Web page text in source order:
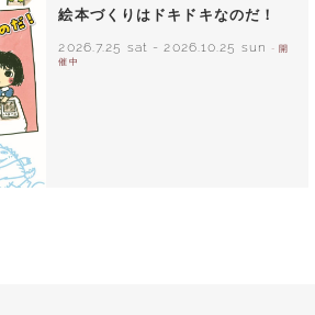
絵本づくりはドキドキなのだ！
2026.7.25 sat - 2026.10.25 sun
- 開
催中